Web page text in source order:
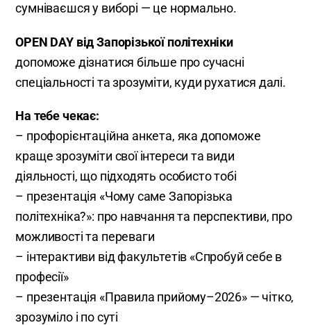
сумніваєшся у виборі — це нормально.
OPEN DAY від Запорізької політехніки
допоможе дізнатися більше про сучасні
спеціальності та зрозуміти, куди рухатися далі.
На тебе чекає:
– профорієнтаційна анкета, яка допоможе
краще зрозуміти свої інтереси та види
діяльності, що підходять особисто тобі
– презентація «Чому саме Запорізька
політехніка?»: про навчання та перспективи, про
можливості та переваги
– інтерактиви від факультетів «Спробуй себе в
професії»
– презентація «Правила прийому–2026» — чітко,
зрозуміло і по суті